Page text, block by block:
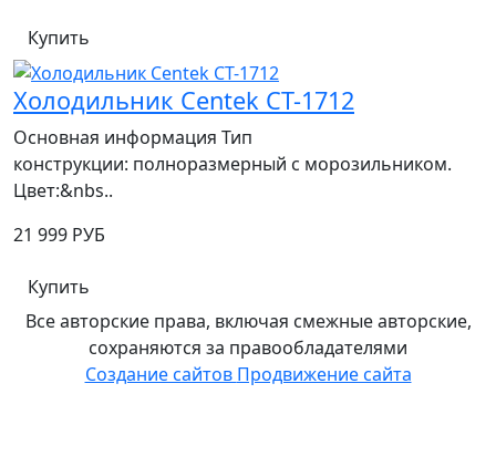
Купить
Холодильник Centek CT-1712
Основная информация Тип
конструкции: полноразмерный с морозильником.
Цвет:&nbs..
21 999 РУБ
Купить
Все авторские права, включая смежные авторские,
сохраняются за правообладателями
Создание сайтов Продвижение сайта